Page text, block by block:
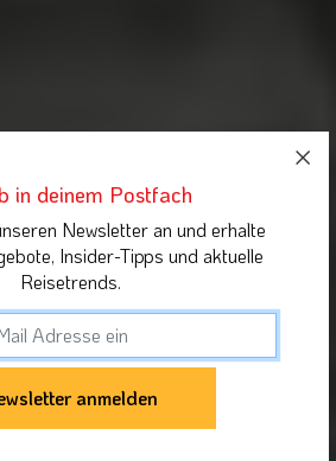
in deinem Postfach
Newsletter an und erhalte
Insider-Tipps und aktuelle
Reisetrends.